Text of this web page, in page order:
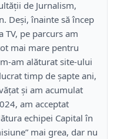
de Jurnalism,
Deși, înainte să încep
TV, pe parcurs am
mai mare pentru
am alăturat site-ului
timp de șapte ani,
și am acumulat
am acceptat
echipei Capital în
mai grea, dar nu